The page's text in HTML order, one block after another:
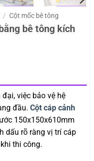
/ Cột mốc bê tông
bê tông kích
việc bảo vệ hệ
đầu. Cột cáp cảnh
150x150x610mm
dấu rõ ràng vị trí cáp
thi công.